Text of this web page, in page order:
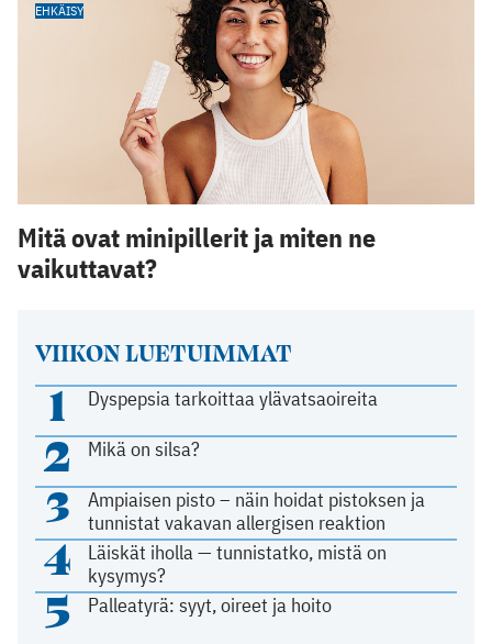
VIIKON LUETUIMMAT
1 Dyspepsia tarkoittaa ylävatsaoireita
2 Mikä on silsa?
3
Ampiaisen pisto – näin hoidat pistoksen ja
tunnistat vakavan allergisen reaktion
4
Läiskät iholla — tunnistatko, mistä on
kysymys?
5 Palleatyrä: syyt, oireet ja hoito
EHKÄISY
Mitä ovat minipillerit ja miten ne
vaikuttavat?